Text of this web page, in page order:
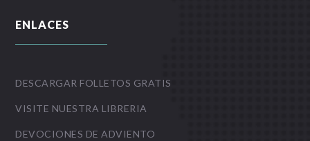
ENLACES
DESCARGAR FOLLETOS GRATIS
VISITE NUESTRA LIBRERIA
DEVOCIONES DE ADVIENTO